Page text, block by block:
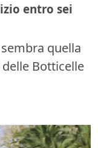
entro sei
quella
Botticelle